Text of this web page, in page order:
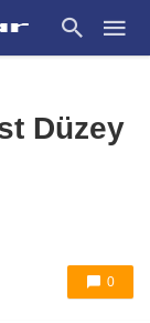
Düzey
0